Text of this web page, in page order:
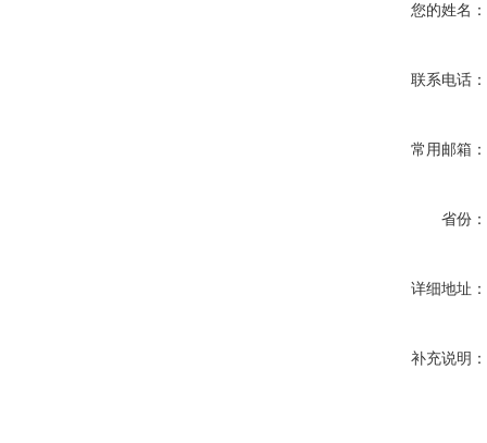
您的姓名：
联系电话：
常用邮箱：
省份：
详细地址：
补充说明：